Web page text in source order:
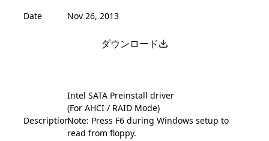
Date
Nov 26, 2013
ダウンロード
Description
Intel SATA Preinstall driver
(For AHCI / RAID Mode)
Note: Press F6 during Windows setup to
read from floppy.